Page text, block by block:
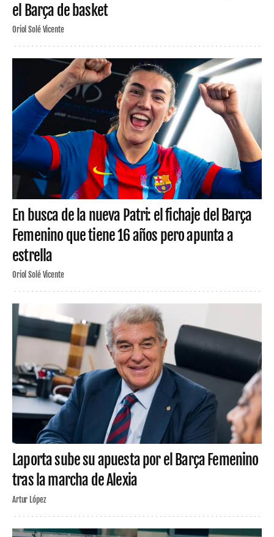
el Barça de basket
Oriol Solé Vicente
En busca de la nueva Patri: el fichaje del Barça
Femenino que tiene 16 años pero apunta a
estrella
Oriol Solé Vicente
Laporta sube su apuesta por el Barça Femenino
tras la marcha de Alexia
Artur López